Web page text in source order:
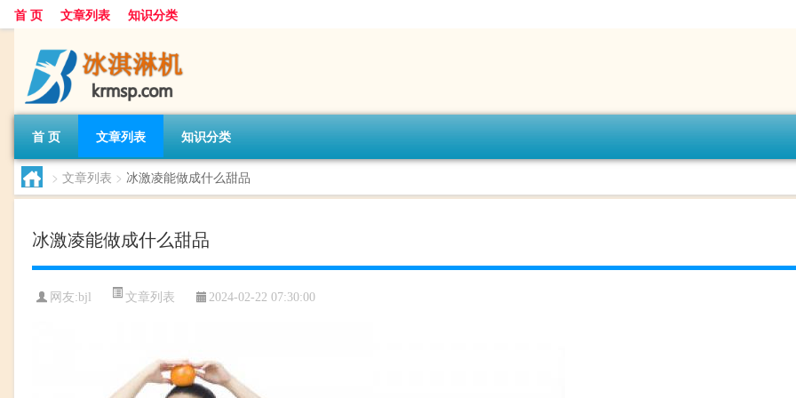
首 页 文章列表 知识分类
首 页 文章列表 知识分类
> 文章列表 > 冰激凌能做成什么甜品
冰激凌能做成什么甜品
网友:bjl 文章列表 2024-02-22 07:30:00